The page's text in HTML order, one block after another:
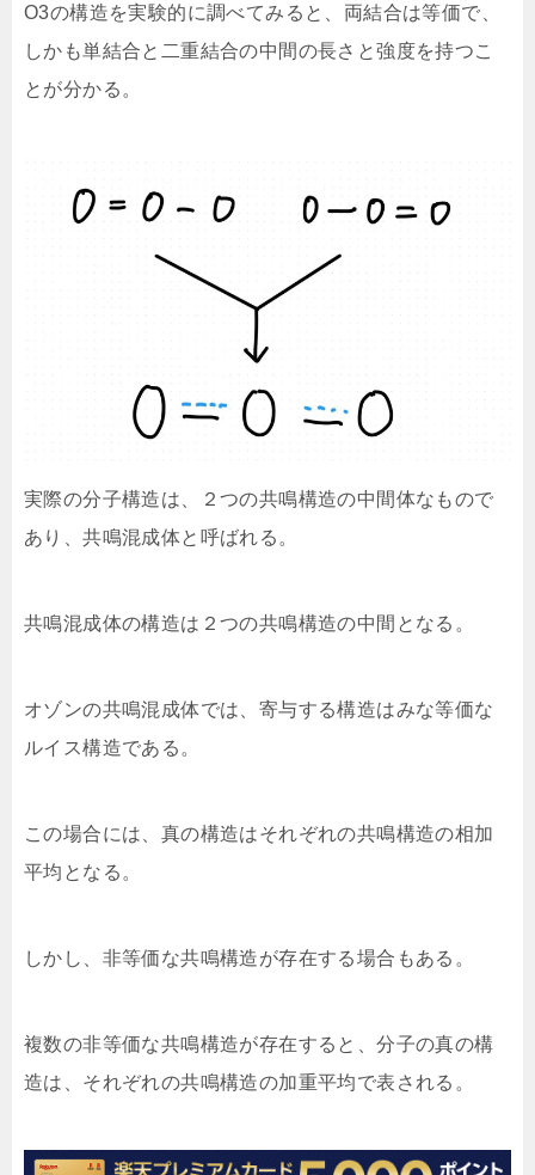
O3の構造を実験的に調べてみると、両結合は等価で、
しかも単結合と二重結合の中間の長さと強度を持つこ
とが分かる。
実際の分子構造は、２つの共鳴構造の中間体なもので
あり、共鳴混成体と呼ばれる。
共鳴混成体の構造は２つの共鳴構造の中間となる。
オゾンの共鳴混成体では、寄与する構造はみな等価な
ルイス構造である。
この場合には、真の構造はそれぞれの共鳴構造の相加
平均となる。
しかし、非等価な共鳴構造が存在する場合もある。
複数の非等価な共鳴構造が存在すると、分子の真の構
造は、それぞれの共鳴構造の加重平均で表される。